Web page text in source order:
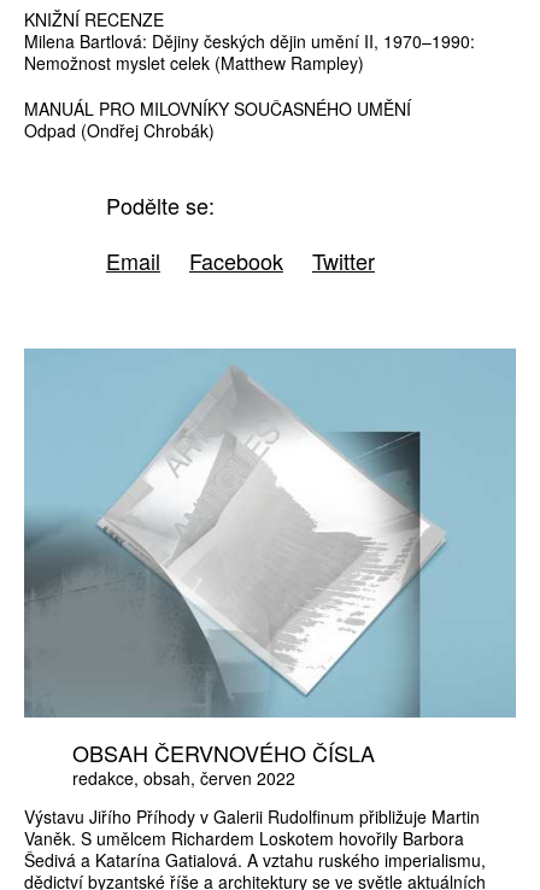
KNIŽNÍ RECENZE
Milena Bartlová: Dějiny českých dějin umění II, 1970–1990:
Nemožnost myslet celek (Matthew Rampley)
MANUÁL PRO MILOVNÍKY SOUČASNÉHO UMĚNÍ
Odpad (Ondřej Chrobák)
Podělte se:
Email
Facebook Twitter
OBSAH ČERVNOVÉHO ČÍSLA
redakce obsah červen 2022
Výstavu Jiřího Příhody v Galerii Rudolfinum přibližuje Martin
Vaněk. S umělcem Richardem Loskotem hovořily Barbora
Šedivá a Katarína Gatialová. A vztahu ruského imperialismu,
dědictví byzantské říše a architektury se ve světle aktuálních